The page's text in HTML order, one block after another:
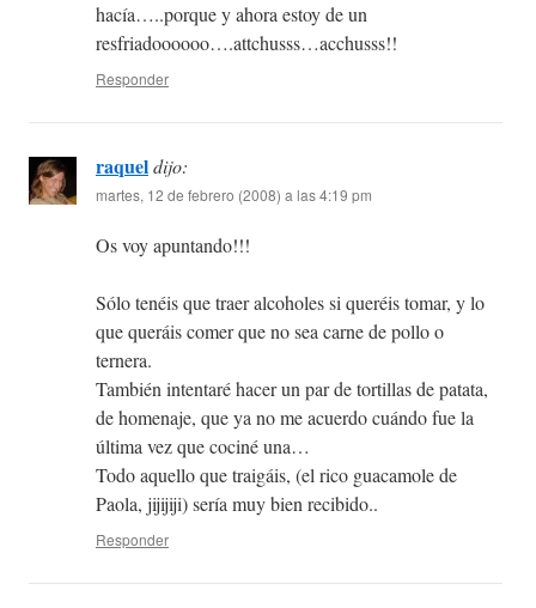
hacía…..porque y ahora estoy de un
resfriadoooooo….attchusss…acchusss!!
Responder
raqueldijo:
martes, 12 de febrero (2008) a las 4:19 pm
Os voy apuntando!!!
Sólo tenéis que traer alcoholes si queréis tomar, y lo
que queráis comer que no sea carne de pollo o
ternera.
También intentaré hacer un par de tortillas de patata,
de homenaje, que ya no me acuerdo cuándo fue la
última vez que cociné una…
Todo aquello que traigáis, (el rico guacamole de
Paola, jijijiji) sería muy bien recibido..
Responder